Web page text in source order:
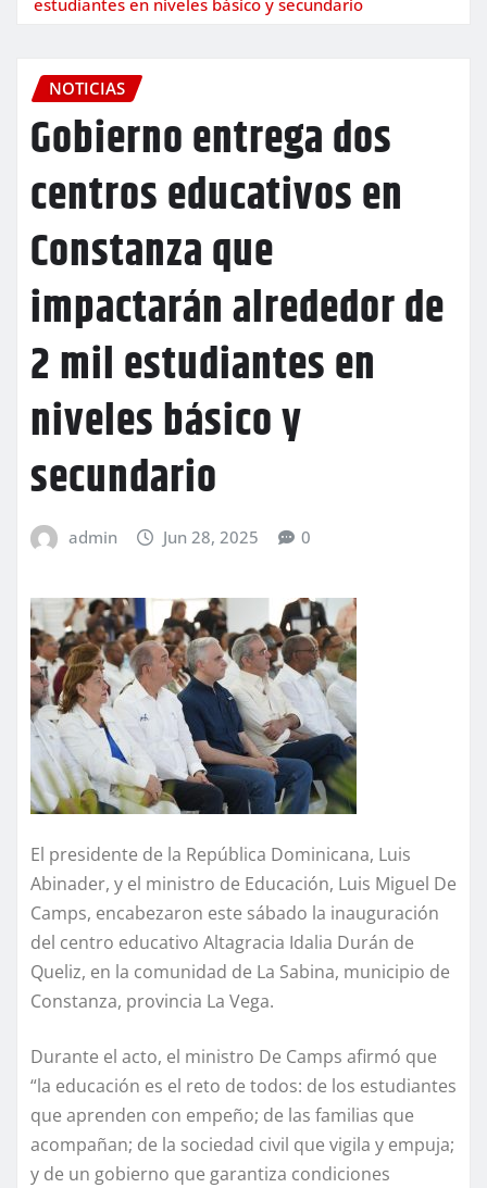
NOTICIAS
Gobierno entrega dos
centros educativos en
Constanza que
impactarán alrededor de
2 mil estudiantes en
niveles básico y
secundario
admin Jun 28, 2025 0
El presidente de la República Dominicana, Luis
Abinader, y el ministro de Educación, Luis Miguel De
Camps, encabezaron este sábado la inauguración
del centro educativo Altagracia Idalia Durán de
Queliz, en la comunidad de La Sabina, municipio de
Constanza, provincia La Vega.
Durante el acto, el ministro De Camps afirmó que
“la educación es el reto de todos: de los estudiantes
que aprenden con empeño; de las familias que
acompañan; de la sociedad civil que vigila y empuja;
y de un gobierno que garantiza condiciones